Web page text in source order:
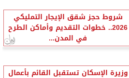
شروط حجز شقق الإيجار التمليكي
2026.. خطوات التقديم وأماكن الطرح
في المدن...
وزيرة الإسكان تستقبل القائم بأعمال